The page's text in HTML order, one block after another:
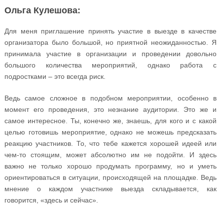
Ольга Кулешова:
Для меня приглашение принять участие в выезде в качестве
организатора было большой, но приятной неожиданностью. Я
принимала участие в организации и проведении довольно
большого количества мероприятий, однако работа с
подростками – это всегда риск.
Ведь самое сложное в подобном мероприятии, особенно в
момент его проведения, это незнание аудитории. Это же и
самое интересное. Ты, конечно же, знаешь, для кого и с какой
целью готовишь мероприятие, однако не можешь предсказать
реакцию участников. То, что тебе кажется хорошей идеей или
чем-то стоящим, может абсолютно им не подойти. И здесь
важно не только хорошо продумать программу, но и уметь
ориентироваться в ситуации, происходящей на площадке. Ведь
мнение о каждом участнике выезда складывается, как
говорится, «здесь и сейчас».